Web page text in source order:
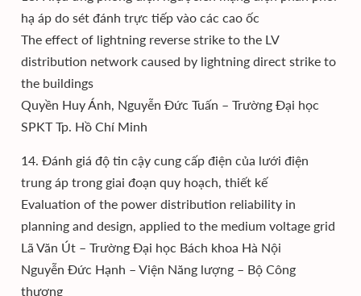
hạ áp do sét đánh trực tiếp vào các cao ốc
The effect of lightning reverse strike to the LV
distribution network caused by lightning direct strike to
the buildings
Quyền Huy Ánh, Nguyễn Đức Tuấn – Trường Đại học
SPKT Tp. Hồ Chí Minh
14. Đánh giá độ tin cậy cung cấp điện của lưới điện
trung áp trong giai đoạn quy hoạch, thiết kế
Evaluation of the power distribution reliability in
planning and design, applied to the medium voltage grid
Lã Văn Út – Trường Đại học Bách khoa Hà Nội
Nguyễn Đức Hạnh – Viện Năng lượng – Bộ Công
thương